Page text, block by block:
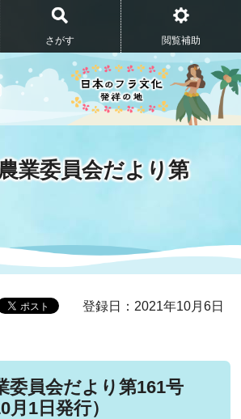
さがす 閲覧補助
業委員会だより第
登録日：2021年10月6日
委員会だより第161号
月1日発行）